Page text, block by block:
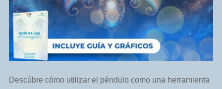
Descúbre cómo utilizar el péndulo como una herramienta